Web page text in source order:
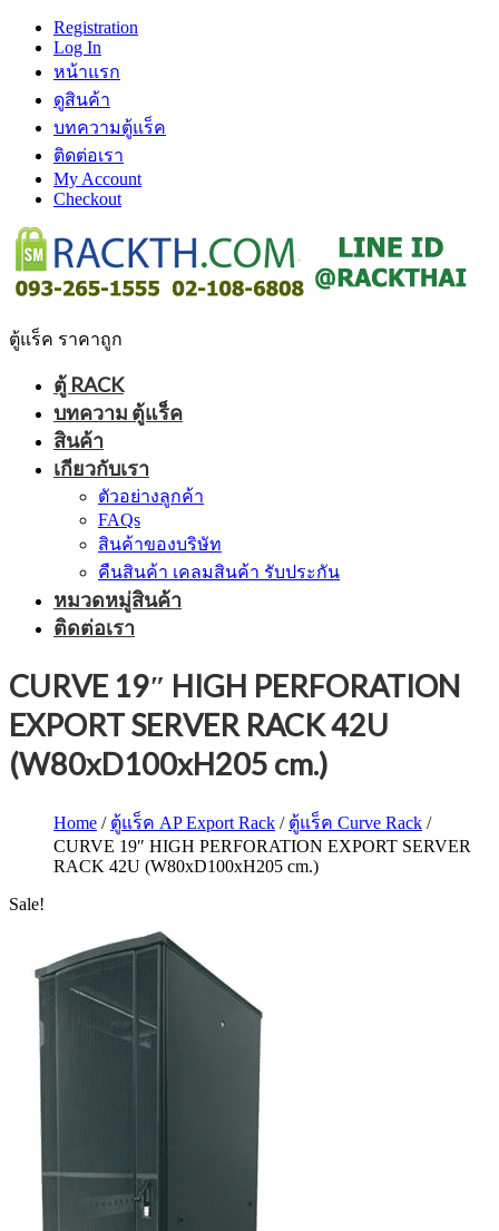
Registration
Log In
หน้าแรก
ดูสินค้า
บทความตู้แร็ค
ติดต่อเรา
My Account
Checkout
ตู้แร็ค ราคาถูก
ตู้ RACK
บทความ ตู้แร็ค
สินค้า
เกียวกับเรา
ตัวอย่างลูกค้า
FAQs
สินค้าของบริษัท
คืนสินค้า เคลมสินค้า รับประกัน
หมวดหมู่สินค้า
ติดต่อเรา
CURVE 19″ HIGH PERFORATION
EXPORT SERVER RACK 42U
(W80xD100xH205 cm.)
Home / ตู้แร็ค AP Export Rack / ตู้แร็ค Curve Rack /
CURVE 19″ HIGH PERFORATION EXPORT SERVER
RACK 42U (W80xD100xH205 cm.)
Sale!